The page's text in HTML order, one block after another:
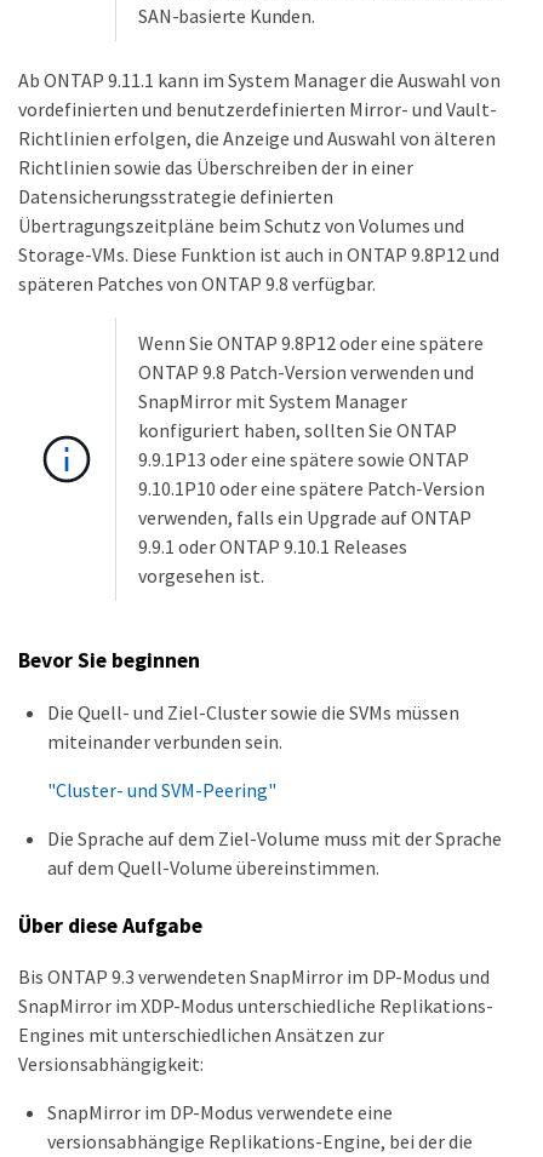
SAN-basierte Kunden.
Ab ONTAP 9.11.1 kann im System Manager die Auswahl von
vordefinierten und benutzerdefinierten Mirror- und Vault-
Richtlinien erfolgen, die Anzeige und Auswahl von älteren
Richtlinien sowie das Überschreiben der in einer
Datensicherungsstrategie definierten
Übertragungszeitpläne beim Schutz von Volumes und
Storage-VMs. Diese Funktion ist auch in ONTAP 9.8P12 und
späteren Patches von ONTAP 9.8 verfügbar.
Wenn Sie ONTAP 9.8P12 oder eine spätere
ONTAP 9.8 Patch-Version verwenden und
SnapMirror mit System Manager
konfiguriert haben, sollten Sie ONTAP
9.9.1P13 oder eine spätere sowie ONTAP
9.10.1P10 oder eine spätere Patch-Version
verwenden, falls ein Upgrade auf ONTAP
9.9.1 oder ONTAP 9.10.1 Releases
vorgesehen ist.
Bevor Sie beginnen
Die Quell- und Ziel-Cluster sowie die SVMs müssen
miteinander verbunden sein.
"Cluster- und SVM-Peering"
Die Sprache auf dem Ziel-Volume muss mit der Sprache
auf dem Quell-Volume übereinstimmen.
Über diese Aufgabe
Bis ONTAP 9.3 verwendeten SnapMirror im DP-Modus und
SnapMirror im XDP-Modus unterschiedliche Replikations-
Engines mit unterschiedlichen Ansätzen zur
Versionsabhängigkeit:
SnapMirror im DP-Modus verwendete eine
versionsabhängige Replikations-Engine, bei der die